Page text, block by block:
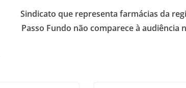
Sindicato que representa farmácias da
Passo Fundo não comparece à audiência